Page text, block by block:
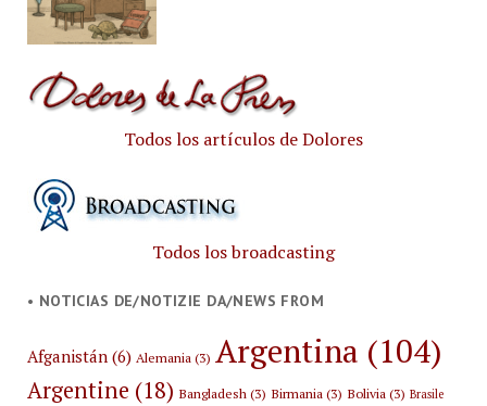
Todos los artículos de Dolores
Todos los broadcasting
• NOTICIAS DE/NOTIZIE DA/NEWS FROM
Afganistán(6) Alemania (3) Argentina (104)
Argentine (18) Bangladesh (3) Birmania (3) Bolivia (3) Brasile